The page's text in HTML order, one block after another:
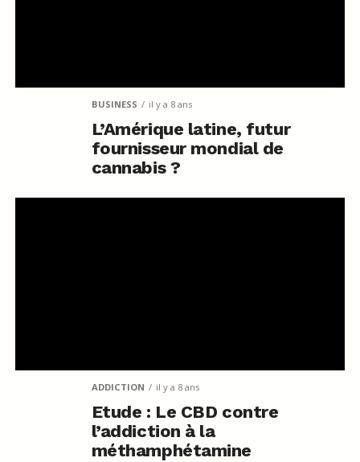
BUSINESS il y a 8 ans
L’Amérique latine, futur
fournisseur mondial de
cannabis ?
ADDICTION il y a 8 ans
Etude : Le CBD contre
l’addiction à la
méthamphétamine